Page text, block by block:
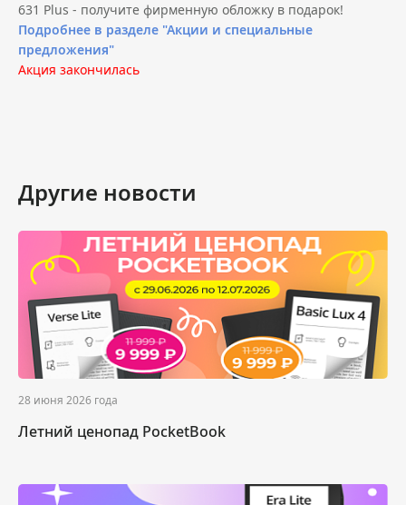
631 Plus - получите фирменную обложку в подарок!
Подробнее в разделе "Акции и специальные
предложения"
Акция закончилась
Другие новости
28 июня 2026 года
Летний ценопад PocketBook